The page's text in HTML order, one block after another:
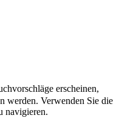
erscheinen,
werden. Verwenden Sie die
navigieren.